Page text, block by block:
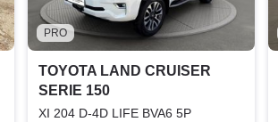
PRO
TOYOTA LAND CRUISER
SERIE 150
XI 204 D-4D LIFE BVA6 5P